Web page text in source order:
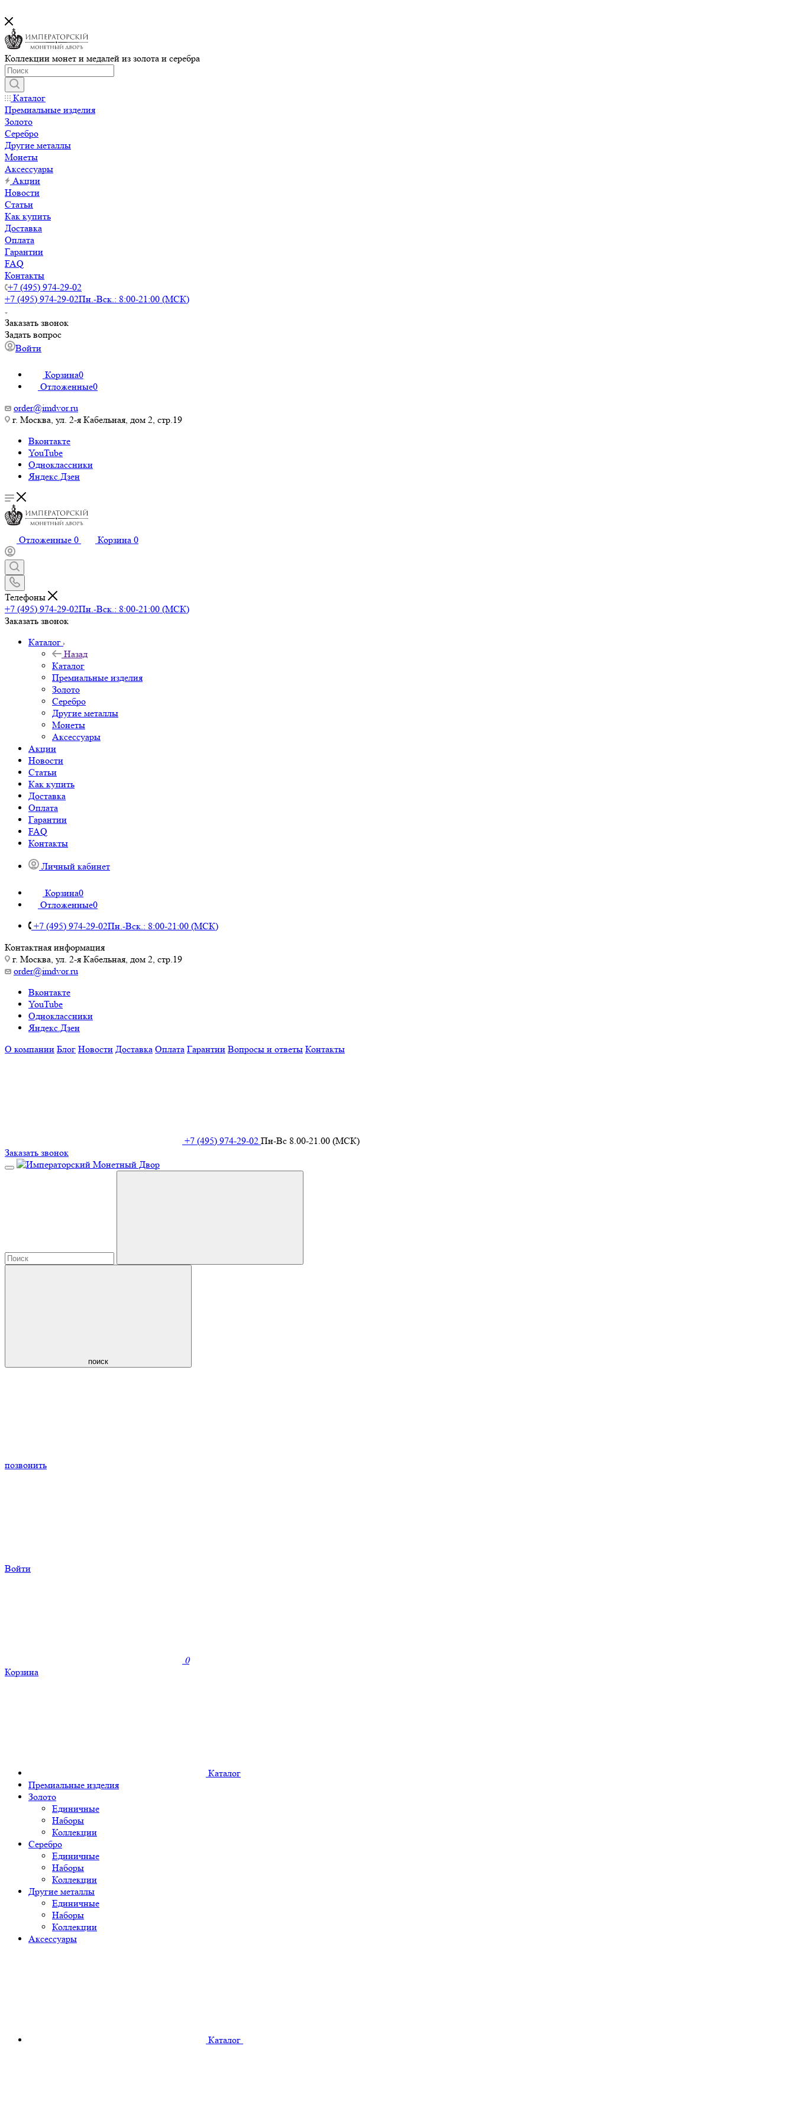
Коллекции монет и медалей из золота и серебра
Каталог
Премиальные изделия
Золото
Серебро
Другие металлы
Монеты
Аксессуары
Акции
Новости
Статьи
Как купить
Доставка
Оплата
Гарантии
FAQ
Контакты
+7 (495) 974-29-02
+7 (495) 974-29-02Пн.-Вск.: 8:00-21:00 (МСК)
Заказать звонок
Задать вопрос
Войти
Корзина0
Отложенные0
order@imdvor.ru
г. Москва, ул. 2-я Кабельная, дом 2, стр.19
Вконтакте
YouTube
Одноклассники
Яндекс.Дзен
Отложенные 0 Корзина 0
Телефоны
+7 (495) 974-29-02Пн.-Вск.: 8:00-21:00 (МСК)
Заказать звонок
Каталог
Назад
Каталог
Премиальные изделия
Золото
Серебро
Другие металлы
Монеты
Аксессуары
Акции
Новости
Статьи
Как купить
Доставка
Оплата
Гарантии
FAQ
Контакты
Личный кабинет
Корзина0
Отложенные0
+7 (495) 974-29-02Пн.-Вск.: 8:00-21:00 (МСК)
Контактная информация
г. Москва, ул. 2-я Кабельная, дом 2, стр.19
order@imdvor.ru
Вконтакте
YouTube
Одноклассники
Яндекс.Дзен
О компании Блог Новости Доставка Оплата Гарантии Вопросы и ответы Контакты
+7 (495) 974-29-02 Пн-Вс 8.00-21.00 (МСК)
Заказать звонок
поиск
позвонить
Войти
0
Корзина
Каталог
Премиальные изделия
Золото
Единичные
Наборы
Коллекции
Серебро
Единичные
Наборы
Коллекции
Другие металлы
Единичные
Наборы
Коллекции
Аксессуары
Каталог